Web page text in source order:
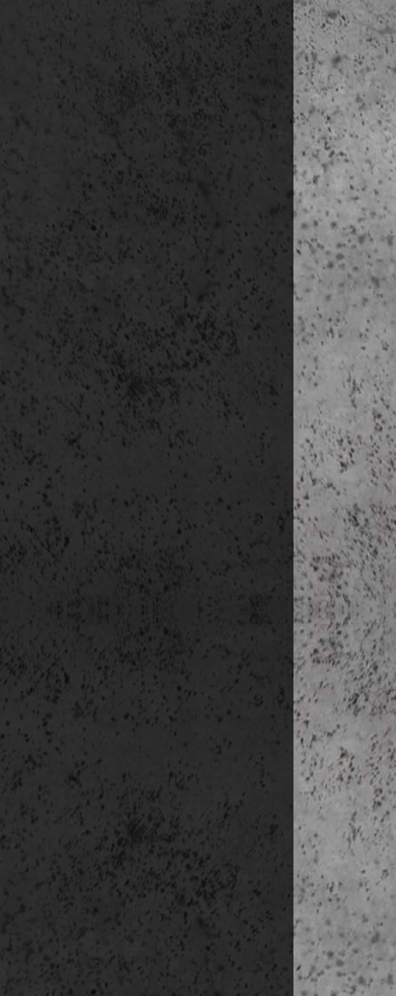
Weboldalon
Az
A
Az
Az
Az
Az
meg.
Az
Az
A
A
Kezelt
Név
Születési
Anyja neve
Kamarai
Lakcím
Levelezési
E-mail címek
Regisztráció
IP cím
A
erre
Ön, mint
tekintetben
valamint a
Hírlevél
A weblap
jogszabályi
Az
nélkül
Az
kezelje.
köteles
Az
Az
Az
meg. Ön
alapján.
Az